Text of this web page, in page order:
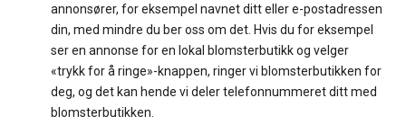
annonsører, for eksempel navnet ditt eller e-postadressen
din, med mindre du ber oss om det. Hvis du for eksempel
ser en annonse for en lokal blomsterbutikk og velger
«trykk for å ringe»-knappen, ringer vi blomsterbutikken for
deg, og det kan hende vi deler telefonnummeret ditt med
blomsterbutikken.